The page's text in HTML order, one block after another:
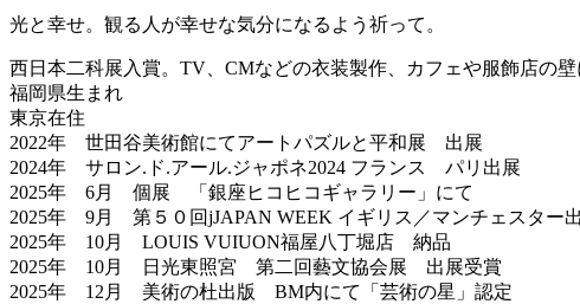
光と幸せ。観る人が幸せな気分になるよう祈って。
西日本二科展入賞。TV、CMなどの衣装製作、カフェや服飾店の
福岡県生まれ
東京在住
2022年 世田谷美術館にてアートパズルと平和展 出展
2024年 サロン.ド.アール.ジャポネ2024 フランス パリ出展
2025年 6月 個展 「銀座ヒコヒコギャラリー」にて
2025年 9月 第５０回jJAPAN WEEK イギリス／マンチェスター
2025年 10月 LOUIS VUIUON福屋八丁堀店 納品
2025年 10月 日光東照宮 第二回藝文協会展 出展受賞
2025年 12月 美術の杜出版 BM内にて「芸術の星」認定